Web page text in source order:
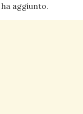
ha aggiunto.